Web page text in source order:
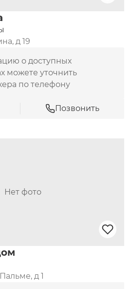
д 19
о доступных
можете уточнить
по телефону
Позвонить
Нет фото
д 1